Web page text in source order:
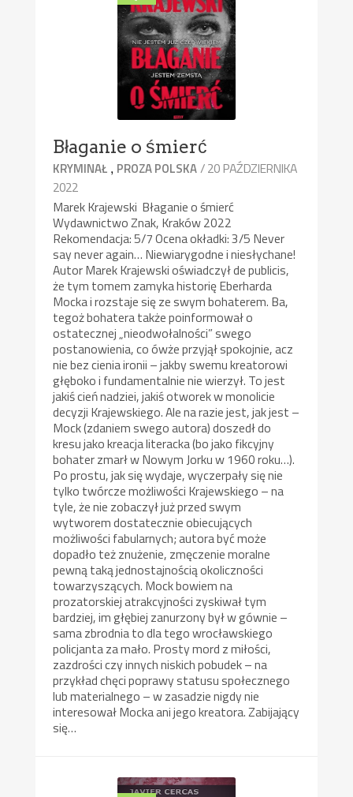
Błaganie o śmierć
KRYMINAŁ , PROZA POLSKA/ 20 PAŹDZIERNIKA
2022
Marek Krajewski Błaganie o śmierć
Wydawnictwo Znak, Kraków 2022
Rekomendacja: 5/7 Ocena okładki: 3/5 Never
say never again… Niewiarygodne i niesłychane!
Autor Marek Krajewski oświadczył de publicis,
że tym tomem zamyka historię Eberharda
Mocka i rozstaje się ze swym bohaterem. Ba,
tegoż bohatera także poinformował o
ostatecznej „nieodwołalności” swego
postanowienia, co ówże przyjął spokojnie, acz
nie bez cienia ironii – jakby swemu kreatorowi
głęboko i fundamentalnie nie wierzył. To jest
jakiś cień nadziei, jakiś otworek w monolicie
decyzji Krajewskiego. Ale na razie jest, jak jest –
Mock (zdaniem swego autora) doszedł do
kresu jako kreacja literacka (bo jako fikcyjny
bohater zmarł w Nowym Jorku w 1960 roku…).
Po prostu, jak się wydaje, wyczerpały się nie
tylko twórcze możliwości Krajewskiego – na
tyle, że nie zobaczył już przed swym
wytworem dostatecznie obiecujących
możliwości fabularnych; autora być może
dopadło też znużenie, zmęczenie moralne
pewną taką jednostajnością okoliczności
towarzyszących. Mock bowiem na
prozatorskiej atrakcyjności zyskiwał tym
bardziej, im głębiej zanurzony był w gównie –
sama zbrodnia to dla tego wrocławskiego
policjanta za mało. Prosty mord z miłości,
zazdrości czy innych niskich pobudek – na
przykład chęci poprawy statusu społecznego
lub materialnego – w zasadzie nigdy nie
interesował Mocka ani jego kreatora. Zabijający
się…